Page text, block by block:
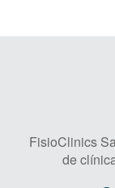
FisioClinics
de